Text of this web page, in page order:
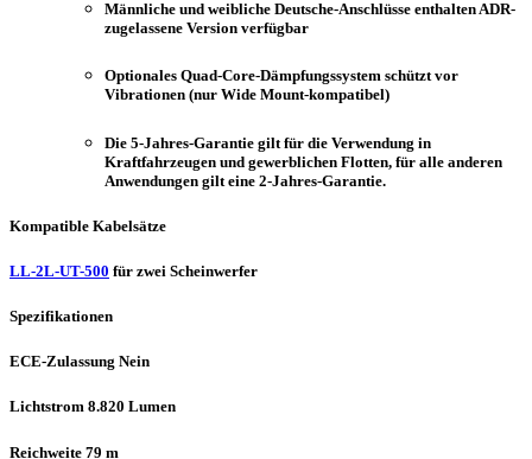
Männliche und weibliche Deutsche-Anschlüsse enthalten ADR-
zugelassene Version verfügbar
Optionales Quad-Core-Dämpfungssystem schützt vor
Vibrationen (nur Wide Mount-kompatibel)
Die 5-Jahres-Garantie gilt für die Verwendung in
Kraftfahrzeugen und gewerblichen Flotten, für alle anderen
Anwendungen gilt eine 2-Jahres-Garantie.
Kompatible Kabelsätze
LL-2L-UT-500 für zwei Scheinwerfer
Spezifikationen
ECE-Zulassung Nein
Lichtstrom 8.820 Lumen
Reichweite 79 m